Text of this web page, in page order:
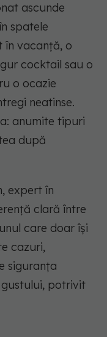
ascunde
spatele
în vacanță, o
cocktail sau o
o ocazie
neatinse.
anumite tipuri
după
expert în
clară între
care doar își
cazuri,
siguranța
potrivit